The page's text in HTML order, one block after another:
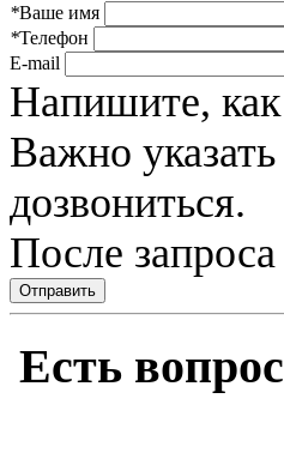
*Ваше имя
*Телефон
E-mail
Напишите,
Важно
дозвониться.
После
Отправить
Есть